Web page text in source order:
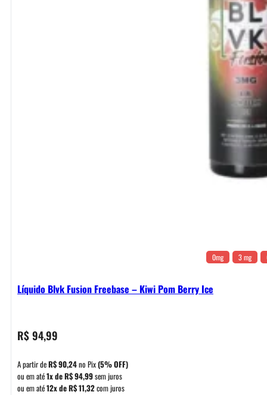
0mg 3 mg
Líquido Blvk Fusion Freebase – Kiwi Pom Berry Ice
R$94,99
A partir deR$90,24no Pix(5% OFF)
ou em até1x deR$94,99sem juros
ou em até12x deR$11,32com juros